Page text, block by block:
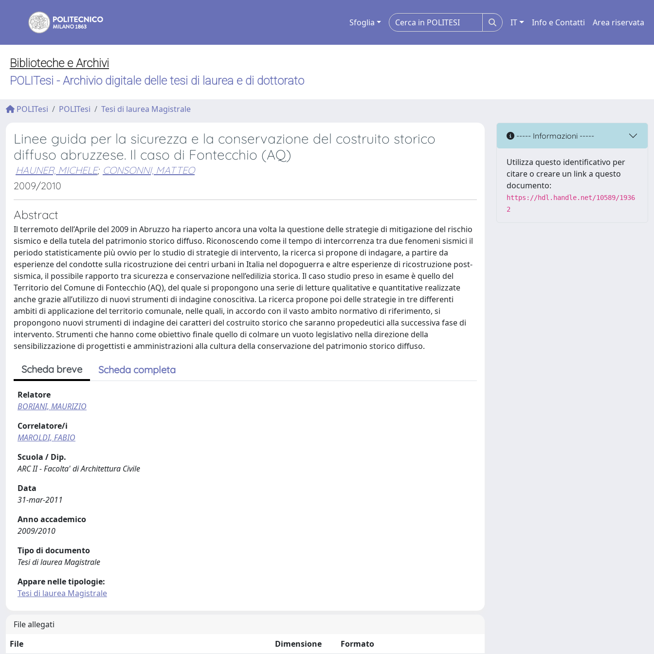
Sfoglia IT Info e Contatti Area riservata
Biblioteche e Archivi
POLITesi - Archivio digitale delle tesi di laurea e di dottorato
POLITesi POLITesi Tesi di laurea Magistrale
Linee guida per la sicurezza e la conservazione del costruito storico
diffuso abruzzese. Il caso di Fontecchio (AQ)
HAUNER, MICHELE; CONSONNI, MATTEO
2009/2010
Abstract
Il terremoto dell’Aprile del 2009 in Abruzzo ha riaperto ancora una volta la questione delle strategie di mitigazione del rischio
sismico e della tutela del patrimonio storico diffuso. Riconoscendo come il tempo di intercorrenza tra due fenomeni sismici il
periodo statisticamente più ovvio per lo studio di strategie di intervento, la ricerca si propone di indagare, a partire da
esperienze del condotte sulla ricostruzione dei centri urbani in Italia nel dopoguerra e altre esperienze di ricostruzione post-
sismica, il possibile rapporto tra sicurezza e conservazione nell’edilizia storica. Il caso studio preso in esame è quello del
Territorio del Comune di Fontecchio (AQ), del quale si propongono una serie di letture qualitative e quantitative realizzate
anche grazie all’utilizzo di nuovi strumenti di indagine conoscitiva. La ricerca propone poi delle strategie in tre differenti
ambiti di applicazione del territorio comunale, nelle quali, in accordo con il vasto ambito normativo di riferimento, si
propongono nuovi strumenti di indagine dei caratteri del costruito storico che saranno propedeutici alla successiva fase di
intervento. Strumenti che hanno come obiettivo finale quello di colmare un vuoto legislativo nella direzione della
sensibilizzazione di progettisti e amministrazioni alla cultura della conservazione del patrimonio storico diffuso.
Scheda breve Scheda completa
Relatore
BORIANI, MAURIZIO
Correlatore/i
MAROLDI, FABIO
Scuola / Dip.
ARC II - Facolta' di Architettura Civile
Data
31-mar-2011
Anno accademico
2009/2010
Tipo di documento
Tesi di laurea Magistrale
Appare nelle tipologie:
Tesi di laurea Magistrale
File allegati
File
Dimensione Formato
----- Informazioni -----
Utilizza questo identificativo per
citare o creare un link a questo
documento:
https://hdl.handle.net/10589/1936
2